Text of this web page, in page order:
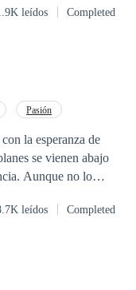
y terminara su
y aprovechar el
la boca, disfrutaba la
sus maletas y deja su
Ella no lo toma en
cae bajo sus encantos.
leídos Completed
Pasión
la esperanza de
se vienen abajo
Aunque no lo
que difícil resulta
leídos Completed